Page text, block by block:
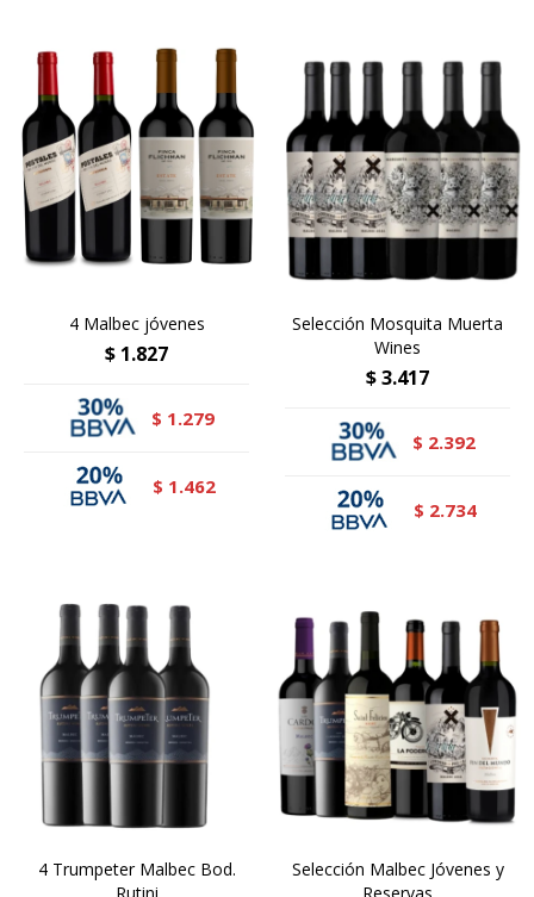
4 Malbec jóvenes
$ 1.827
$ 1.279
$ 1.462
Selección Mosquita Muerta
Wines
$3.417
$ 2.392
$ 2.734
4 Trumpeter Malbec Bod.
Rutini
Selección Malbec Jóvenes y
Reservas